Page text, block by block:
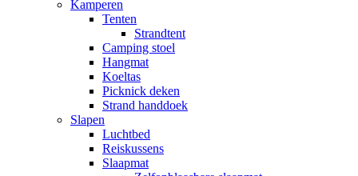
Kamperen
Tenten
Strandtent
Camping stoel
Hangmat
Koeltas
Picknick deken
Strand handdoek
Slapen
Luchtbed
Reiskussens
Slaapmat